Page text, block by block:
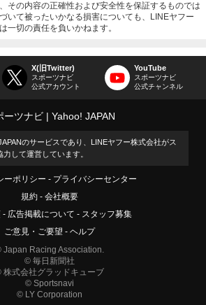
その内容の正確性および安全性を保証するものでは
いて被ったいかなる損害についても、LINEヤフー
一切の責任を負いかねます。
X(旧Twitter)
スポーツナビ
公式アカウント
YouTube
スポーツナビ
公式チャンネル
ーツナビ Yahoo! JAPAN
のサービスであり、LINEヤフー株式会社がス
して運営しています。
ーポリシー
プライバシーセンター
規約
会社概要
広告掲載について
スタッフ募集
ご意見・ご要望
ヘルプ
Japan Racing Association.
© 毎日新聞社
株式会社グラッドキューブ
© Sportsnavi
© LY Corporation